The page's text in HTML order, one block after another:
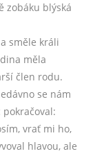
zobáku blýská
směle králi
měla
člen rodu.
se nám
vrať mi ho,
hlavou, ale